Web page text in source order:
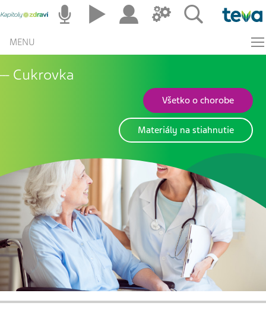
MENU
Cukrovka
Všetko o chorobe
Materiály na stiahnutie